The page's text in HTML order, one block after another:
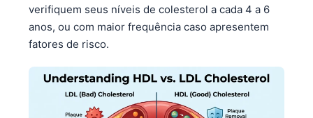
verifiquem seus níveis de colesterol a cada 4 a 6
anos, ou com maior frequência caso apresentem
fatores de risco.
Ślōnskŏ gŏdka